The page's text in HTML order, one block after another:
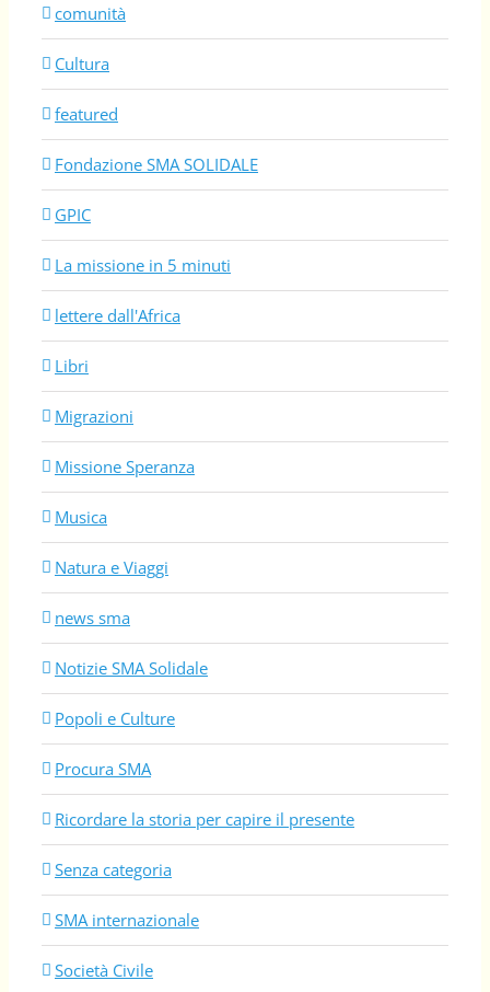
comunità
Cultura
featured
Fondazione SMA SOLIDALE
GPIC
La missione in 5 minuti
lettere dall'Africa
Libri
Migrazioni
Missione Speranza
Musica
Natura e Viaggi
news sma
Notizie SMA Solidale
Popoli e Culture
Procura SMA
Ricordare la storia per capire il presente
Senza categoria
SMA internazionale
Società Civile